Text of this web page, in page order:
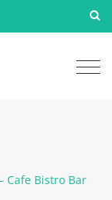
Cafe Bistro Bar